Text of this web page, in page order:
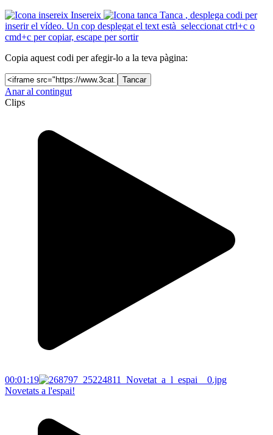
Insereix
Tanca , desplega codi per
inserir el vídeo. Un cop desplegat el text està seleccionat ctrl+c o
cmd+c per copiar, escape per sortir
Copia aquest codi per afegir-lo a la teva pàgina:
Tancar
Anar al contingut
Clips
00:01:19
Novetats a l'espai!